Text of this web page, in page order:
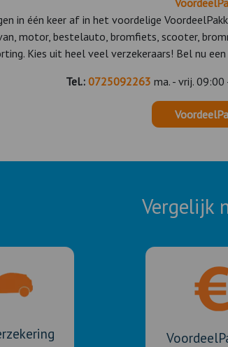
in één keer af in het voordelige
motor, bestelauto, bromfiets, scooter,
Kies uit heel veel verzekeraars! Bel nu
Tel.: 0725092263 ma. - vrij.
Vergelijk